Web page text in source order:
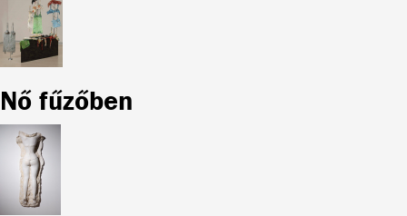
Nő fűzőben